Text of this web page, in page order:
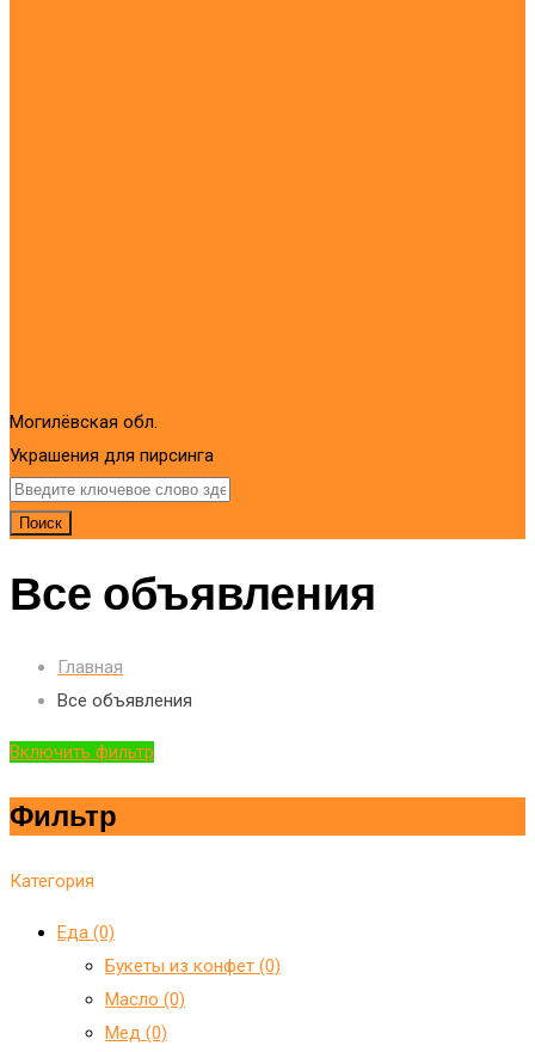
Могилёвская обл.
Украшения для пирсинга
Поиск
Все объявления
Главная
Все объявления
Включить фильтр
Фильтр
Категория
Еда (0)
Букеты из конфет (0)
Масло (0)
Мед (0)